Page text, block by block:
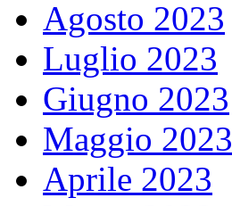
Agosto 2023
Luglio 2023
Giugno 2023
Maggio 2023
Aprile 2023